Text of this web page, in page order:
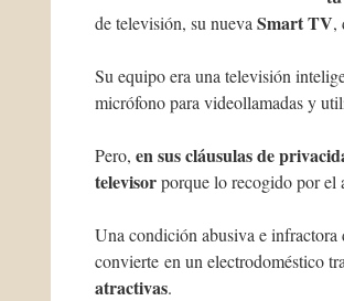
de televisión, su nueva Smart TV,
Su equipo era una televisión
micrófono para videollamadas y
Pero, en sus cláusulas de
televisorporque lo recogido por el
Una condición abusiva e infractora
convierte en un electrodoméstico
atractivas.